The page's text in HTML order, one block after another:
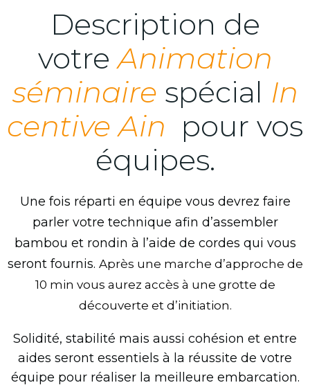
Description de
votreAnimation
séminaire spécial In
centive Ain pour vos
équipes.
Une fois réparti en équipe vous devrez faire
parler votre technique afin d’assembler
bambou et rondin à l’aide de cordes qui vous
seront fournis. Après une marche d’approche de
10 min vous aurez accès à une grotte de
découverte et d’initiation.
Solidité, stabilité mais aussi cohésion et entre
aides seront essentiels à la réussite de votre
équipe pour réaliser la meilleure embarcation.